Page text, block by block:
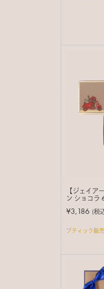
【ジェイア
ン ショコラ
¥3,186 (税
ブティック販